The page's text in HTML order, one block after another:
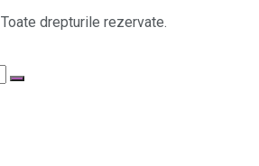
Toate drepturile rezervate.